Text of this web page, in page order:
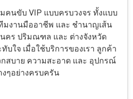
คนขับ VIP แบบครบวงจร ทั้งแบบ
มงานมืออาชีพ และ ชำนาญเส้น
คร ปริมณฑล และ ต่างจังหวัด
บใจ เมื่อใช้บริการของเรา ลูกค้า
สบาย ความสะอาด และ อุปกรณ์
ๆอย่างครบครัน